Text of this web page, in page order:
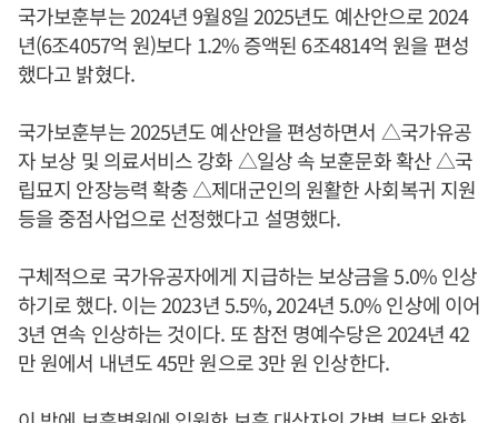
국가보훈부는 2024년 9월8일 2025년도 예산안으로 2024
년(6조4057억 원)보다 1.2% 증액된 6조4814억 원을 편성
했다고 밝혔다.
국가보훈부는 2025년도 예산안을 편성하면서 △국가유공
자 보상 및 의료서비스 강화 △일상 속 보훈문화 확산 △국
립묘지 안장능력 확충 △제대군인의 원활한 사회복귀 지원
등을 중점사업으로 선정했다고 설명했다.
구체적으로 국가유공자에게 지급하는 보상금을 5.0% 인상
하기로 했다. 이는 2023년 5.5%, 2024년 5.0% 인상에 이어
3년 연속 인상하는 것이다. 또 참전 명예수당은 2024년 42
만 원에서 내년도 45만 원으로 3만 원 인상한다.